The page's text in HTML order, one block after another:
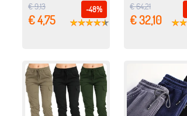
-48%
€ 9,13
€ 4,75
€ 64,21
€ 32,10